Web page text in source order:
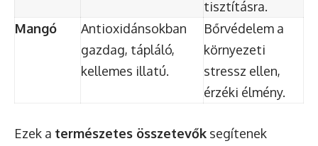
tisztításra.
Mangó
Antioxidánsokban
gazdag, tápláló,
kellemes illatú.
Bőrvédelem a
környezeti
stressz ellen,
érzéki élmény.
Ezek a természetes összetevők segítenek